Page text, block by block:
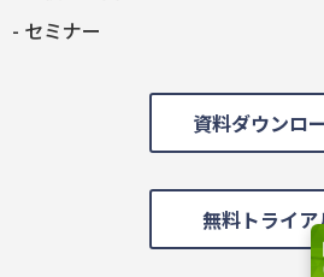
セミナー
資料ダウンロ
無料トライア